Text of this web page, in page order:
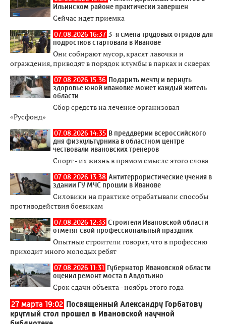
Ильинском районе практически завершен
Сейчас идет приемка
07.08.2026 16:37 3-я смена трудовых отрядов для
подростков стартовала в Иванове
Они собирают мусор, красят лавочки и
ограждения, приводят в порядок клумбы в парках и скверах
07.08.2026 15:36 Подарить мечту и вернуть
здоровье юной ивановке может каждый житель
области
Сбор средств на лечение организовал
«Русфонд»
07.08.2026 14:35 В преддверии всероссийского
дня физкультурника в областном центре
чествовали ивановских тренеров
Спорт - их жизнь в прямом смысле этого слова
07.08.2026 13:38 Антитеррористические учения в
здании ГУ МЧС прошли в Иванове
Силовики на практике отрабатывали способы
противодействия боевикам
07.08.2026 12:33 Строители Ивановской области
отметят свой профессиональный праздник
Опытные строители говорят, что в профессию
приходит много молодых ребят
07.08.2026 11:31 Губернатор Ивановской области
оценил ремонт моста в Авдотьино
Срок сдачи объекта - ноябрь этого года
27 марта 19:02 Посвященный Александру Горбатову
круглый стол прошел в Ивановской научной